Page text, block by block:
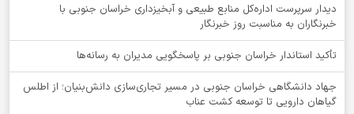
دیدار سرپرست اداره‌کل منابع طبیعی و آبخیزداری خراسان جنوبی با
خبرنگاران به مناسبت روز خبرنگار
تأکید استاندار خراسان جنوبی بر پاسخگویی مدیران به رسانه‌ها
جهاد دانشگاهی خراسان جنوبی در مسیر تجاری‌سازی دانش‌بنیان؛ از اطلس
گیاهان دارویی تا توسعه کشت عناب